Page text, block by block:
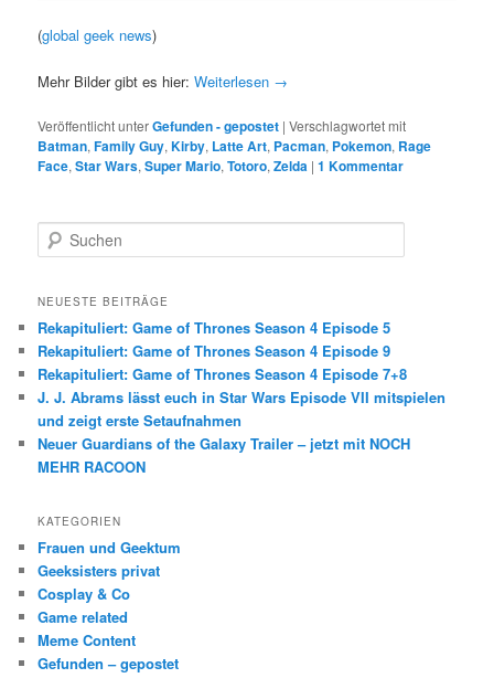
(global geek news)
Mehr Bilder gibt es hier:Weiterlesen →
Veröffentlicht unterGefunden - gepostet |Verschlagwortet mit
Batman,Family Guy,Kirby, Latte Art, Pacman, Pokemon, Rage
Face,Star Wars,Super Mario,Totoro,Zelda |1 Kommentar
u
h
n
NEUESTE BEITRÄGE
Rekapituliert: Game of Thrones Season 4 Episode 5
Rekapituliert: Game of Thrones Season 4 Episode 9
Rekapituliert: Game of Thrones Season 4 Episode 7+8
J. J. Abrams lässt euch in Star Wars Episode VII mitspielen
und zeigt erste Setaufnahmen
Neuer Guardians of the Galaxy Trailer – jetzt mit NOCH
MEHR RACOON
KATEGORIEN
Frauen und Geektum
Geeksisters privat
Cosplay & Co
Game related
Meme Content
Gefunden – gepostet